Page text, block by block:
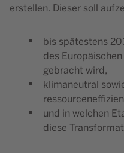
erstellen. Dieser soll
bis spätestens
des
gebracht wird,
klimaneutral
und in welchen
diese